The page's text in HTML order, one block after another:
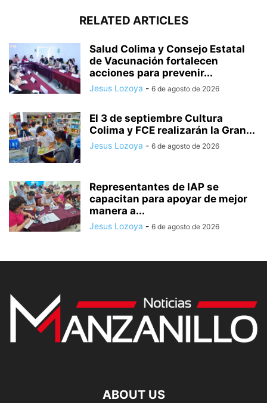
RELATED ARTICLES
Salud Colima y Consejo Estatal
de Vacunación fortalecen
acciones para prevenir...
Jesus Lozoya - 6 de agosto de 2026
El 3 de septiembre Cultura
Colima y FCE realizarán la Gran...
Jesus Lozoya - 6 de agosto de 2026
Representantes de IAP se
capacitan para apoyar de mejor
manera a...
Jesus Lozoya - 6 de agosto de 2026
ABOUT US